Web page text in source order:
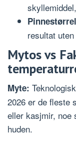
resultat
Mytos vs
Myte:
2026 er de fleste
eller kasjmir, noe
huden.